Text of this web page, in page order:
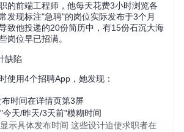
的前端工程师，他每天花费3小时浏览各
发现标注"急聘"的岗位实际发布于3个月
致他投递的20份简历中，有15份石沉大海
位早已招满。
缺陷
使用4个招聘App，她发现：
时间在详情页第3屏
今天/昨天/3天前"模糊时间
示具体发布时间 这些设计迫使求职者在